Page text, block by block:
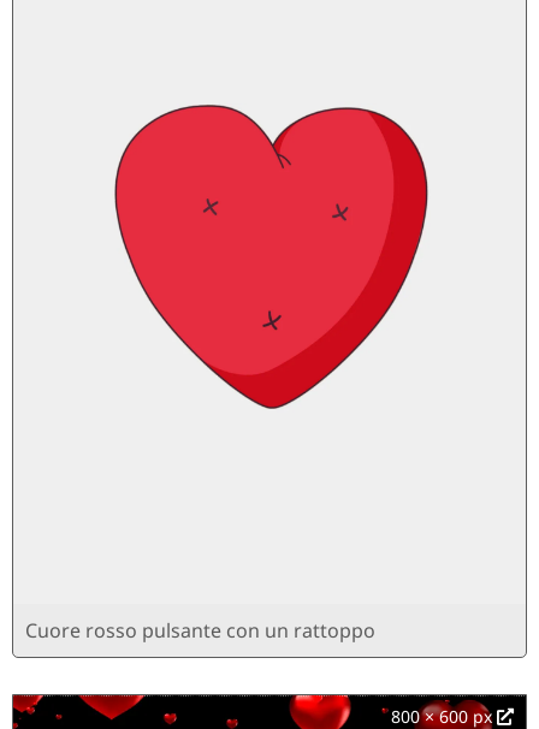
Cuore rosso pulsante con un rattoppo
800 × 600 px